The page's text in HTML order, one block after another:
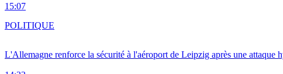
15:07
L'Allemagne renforce la sécurité à l'aéroport de Leipzig après une attaque
POLITIQUE